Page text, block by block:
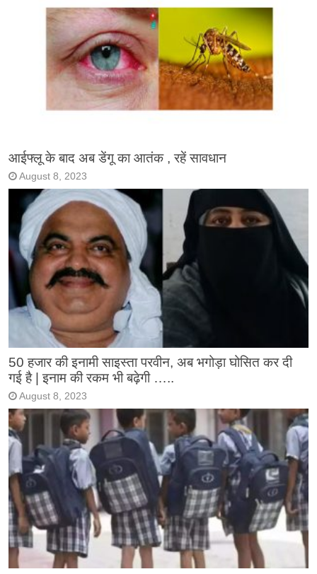
आईफ्लू के बाद अब डेंगू का आतंक , रहें सावधान
August 8, 2023
50 हजार की इनामी साइस्ता परवीन, अब भगोड़ा घोसित कर दी
गई है | इनाम की रकम भी बढ़ेगी …..
August 8, 2023